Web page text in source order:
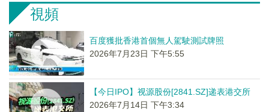
視頻
百度獲批香港首個無人駕駛測試牌照
2026年7月23日 下午5:55
【今日IPO】视源股份[2841.SZ]递表港交所
2026年7月14日 下午3:34